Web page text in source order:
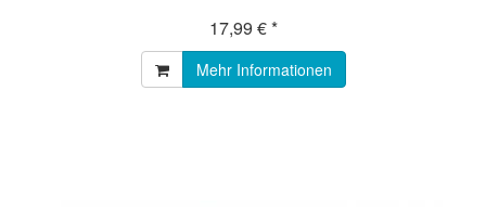
17,99 € *
Mehr Informationen